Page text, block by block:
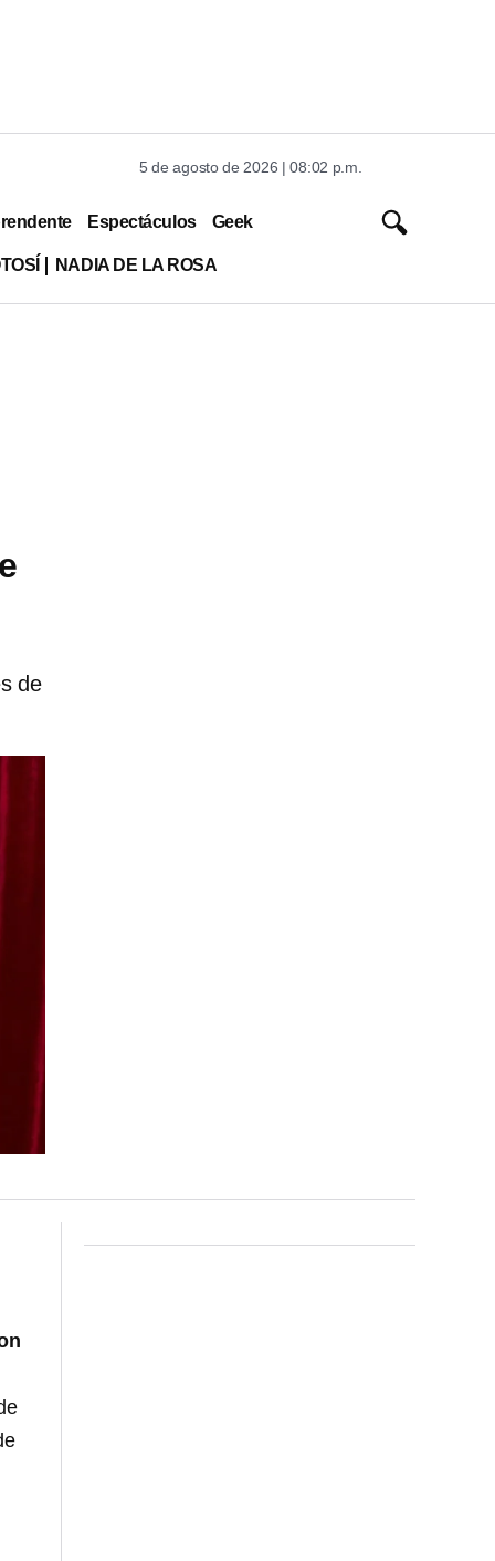
5 de agosto de 2026 | 08:02 p.m.
Espectáculos Geek
NADIA DE LA ROSA
de